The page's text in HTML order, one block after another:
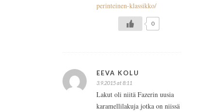
perinteinen-klassikko/
0
EEVA KOLU
3.9.2015 at 8:11
Lakut oli niitä Fazerin uusia
karamellilakuja jotka on niissä